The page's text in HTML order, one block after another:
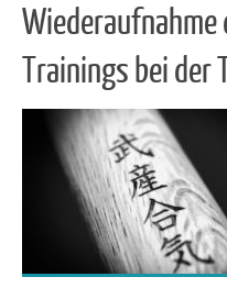
Wiederaufnahme
Trainings bei der